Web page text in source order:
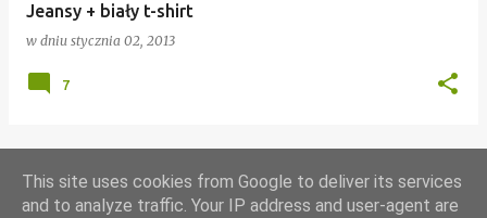
Jeansy + biały t-shirt
w dniu stycznia 02, 2013
7
WIĘCEJ POSTÓW
This site uses cookies from Google to deliver its services
and to analyze traffic. Your IP address and user-agent are